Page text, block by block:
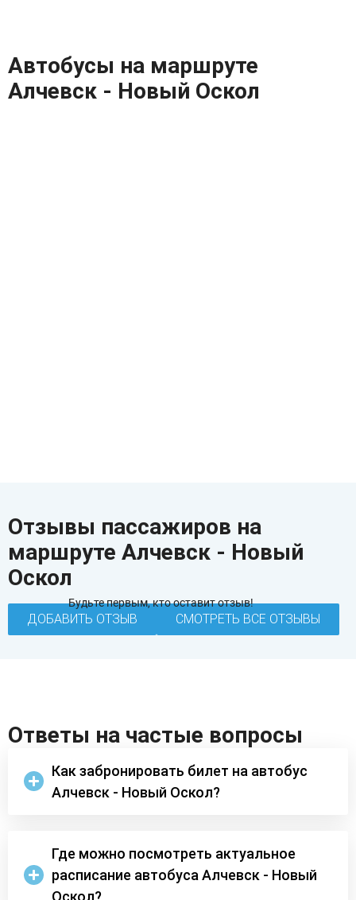
Автобусы на маршруте
Алчевск - Новый Оскол
Отзывы пассажиров на
маршруте Алчевск - Новый
Оскол
Будьте первым, кто оставит отзыв!
ДОБАВИТЬ ОТЗЫВ СМОТРЕТЬ ВСЕ ОТЗЫВЫ
Ответы на частые вопросы
Как забронировать билет на автобус
Алчевск - Новый Оскол?
Где можно посмотреть актуальное
расписание автобуса Алчевск - Новый
Оскол?